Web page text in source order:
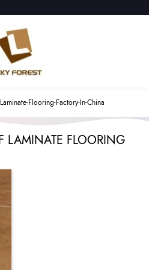
Flooring-Factory-In-China
LAMINATE FLOORING